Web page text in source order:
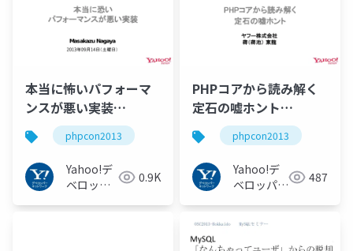
本当に怖いパフォーマ
ンスが悪い実装
#phpcon2013
phpcon2013
Yahoo!デ
ベロッパ
0.9K
PHPコアから読み解く
定石の嘘ホント
#phpcon2013
phpcon2013
Yahoo!デ
ベロッパー
487